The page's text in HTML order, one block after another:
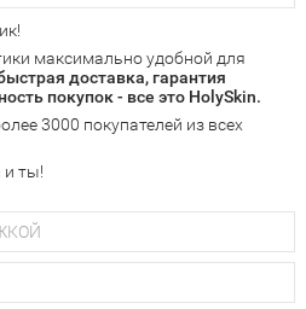
осуществляется ужена
получитьбесплатную
и оплаты в Вашем городе
банк, Сбербанк) и другими
максимально удобной для
доставка, гарантия
покупок - все это HolySkin.
3000 покупателей из всех
и ты!
Ваши вопросы по работе
по товарам, рассказать о